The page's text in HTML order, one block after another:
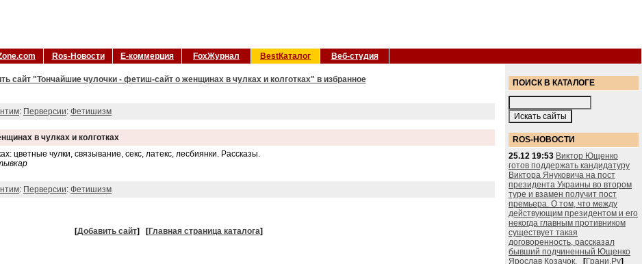
Ros-Новости Е-коммерция FoxЖурнал BestКаталог Веб-студия
сайт "Тончайшие чулочки - фетиш-сайт о женщинах в чулках и колготках" в избранное
: Перверсии: Фетишизм
в чулках и колготках
цветные чулки, связывание, секс, латекс, лесбиянки. Рассказы.
: Перверсии: Фетишизм
[Добавить сайт] [Главная страница каталога]
ПОИСК В КАТАЛОГЕ
ROS-НОВОСТИ
25.12 19:53 Виктор Ющенко
готов поддержать кандидатуру
Виктора Януковича на пост
президента Украины во втором
туре и взамен получит пост
премьера. О том, что между
действующим президентом и его
некогда главным противником
существует такая
договоренность, рассказал
бывший подчиненный Ющенко
Ярослав Козачок.
[Грани.Ру]